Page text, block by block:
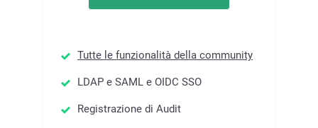
Tutte le funzionalità della community
LDAP e SAML e OIDC SSO
Registrazione di Audit